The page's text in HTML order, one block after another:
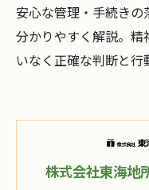
安心な管理・手続き
分かりやすく解説。
いなく正確な判断と行
株式会社東海地